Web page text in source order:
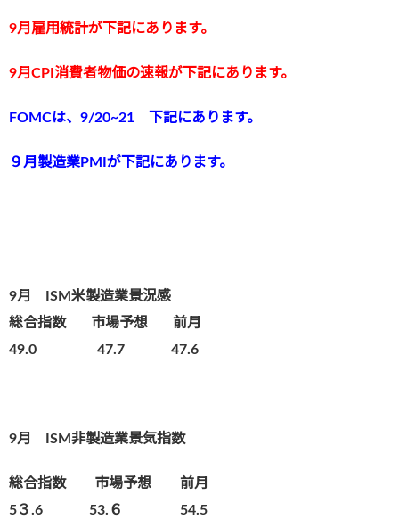
9月雇用統計が下記にあります。
9月CPI消費者物価の速報が下記にあります。
FOMCは、9/20~21 下記にあります。
９月製造業PMIが下記にあります。
9月 ISM米製造業景況感
総合指数 市場予想 前月
49.0 47.7 47.6
9月 ISM非製造業景気指数
総合指数 市場予想 前月
5３.6 53.６ 54.5